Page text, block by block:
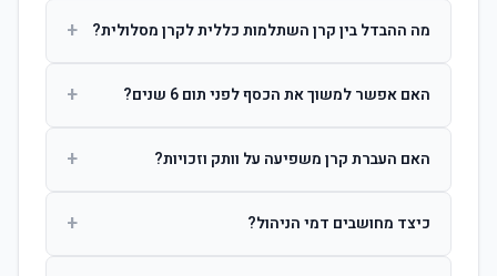
מה ההבדל בין קרן השתלמות כללית לקרן מסלולית? +
ההשקעות. קרן מסלולית עוקבת אחרי מדד ספציפי ומאפשרת
האם אפשר למשוך את הכסף לפני תום 6 שנים? +
הרווחים. לאחר 6 שנים ניתן למשוך פטור ממס עד לתקרה
האם העברת קרן משפיעה על וותק וזכויות? +
החברות. הוותק ממשיך להיספר מיום ההפקדה הראשונה.
כיצד מחושבים דמי הניהול? +